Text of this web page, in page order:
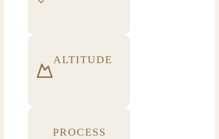
ALTITUDE
PROCESS